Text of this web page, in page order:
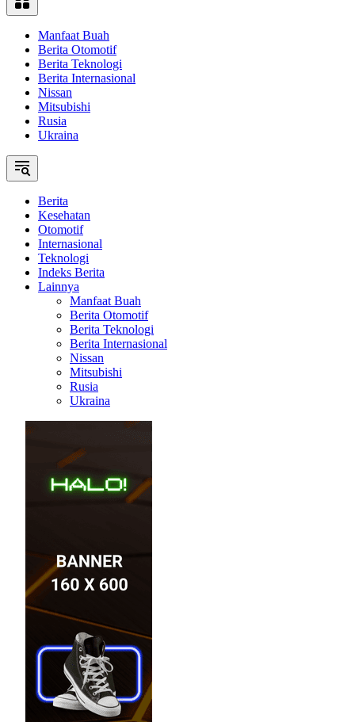
Manfaat Buah
Berita Otomotif
Berita Teknologi
Berita Internasional
Nissan
Mitsubishi
Rusia
Ukraina
Berita
Kesehatan
Otomotif
Internasional
Teknologi
Indeks Berita
Lainnya
Manfaat Buah
Berita Otomotif
Berita Teknologi
Berita Internasional
Nissan
Mitsubishi
Rusia
Ukraina